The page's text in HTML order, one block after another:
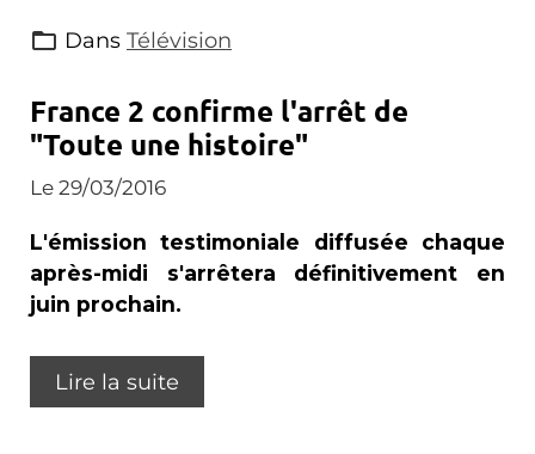
Dans Télévision
France 2 confirme l'arrêt de
"Toute une histoire"
Le 29/03/2016
L'émission testimoniale diffusée chaque
après-midi s'arrêtera définitivement en
juin prochain.
Lire la suite